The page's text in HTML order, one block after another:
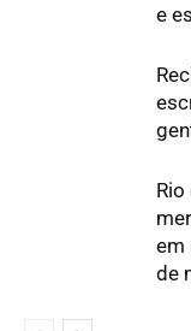
e
em
de